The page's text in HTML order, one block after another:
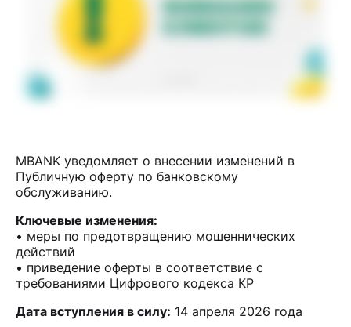
MBANK уведомляет о внесении изменений в
Публичную оферту по банковскому
обслуживанию.
Ключевые изменения:
• меры по предотвращению мошеннических
действий
• приведение оферты в соответствие с
требованиями Цифрового кодекса КР
Дата вступления в силу: 14 апреля 2026 года